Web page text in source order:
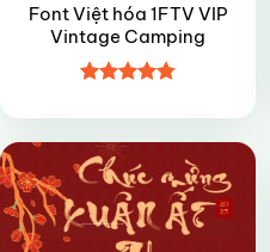
Font Việt hóa 1FTV VIP
Vintage Camping
hạng4.85
sao